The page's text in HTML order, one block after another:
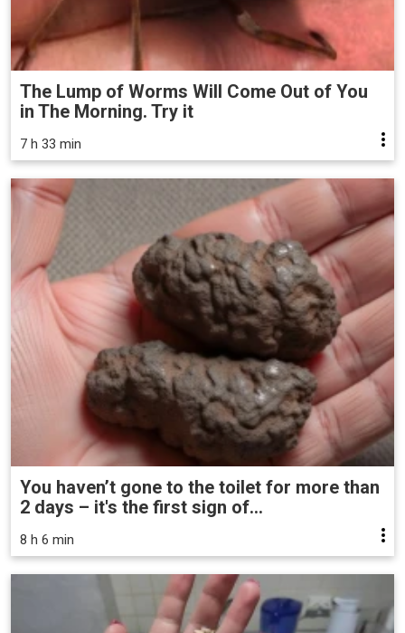
The Lump of Worms Will Come Out of You
in The Morning. Try it
7 h 33 min
You haven’t gone to the toilet for more than
2 days – it's the first sign of...
8 h 6 min